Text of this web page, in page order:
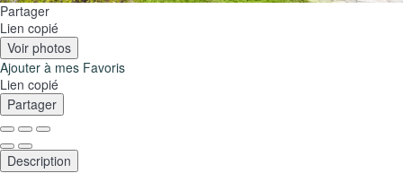
Partager
Lien copié
Voir photos
Ajouter à mes Favoris
Lien copié
Partager
Description